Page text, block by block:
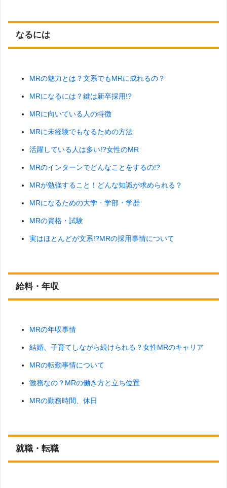
なるには
MRの魅力とは？文系でもMRに成れるの？
MRになるには？鍵は新卒採用!?
MRに向いている人の特徴
MRに未経験でもなるための方法
活躍している人は多い!?女性のMR
MRのインターンでどんなことをするの!?
MRが勉強すること！どんな知識が求められる？
MRになるための大学・学部・学歴
MRの資格・試験
実はほとんどが文系!?MRの採用事情について
給料・年収
MRの年収事情
結婚、子育てしながら続けられる？女性MRのキャリア
MRの転勤事情について
激務なの？MRの働き方と立ち位置
MRの勤務時間、休日
就職・転職